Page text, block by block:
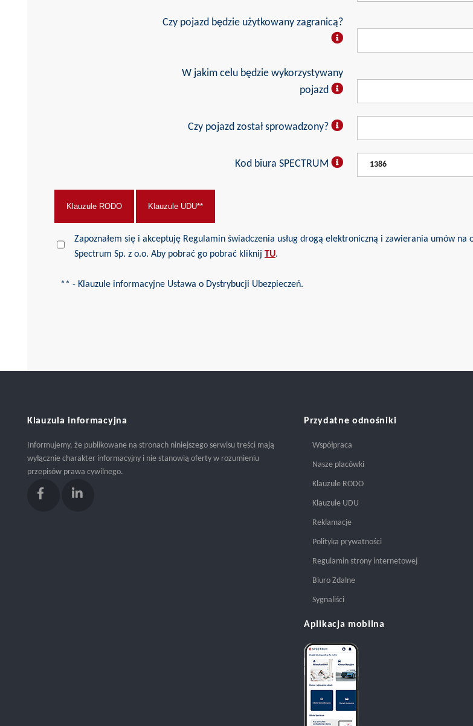
Czy pojazd będzie użytkowany zagranicą?
W jakim celu będzie wykorzystywany
pojazd
Czy pojazd został sprowadzony?
Kod biura SPECTRUM
Klauzule RODO Klauzule UDU**
Zapoznałem się i akceptuję Regulamin świadczenia usług drogą elektroniczną i zawierania umów na odległość przez Dom Ubezpieczeniowy
Spectrum Sp. z o.o. Aby pobrać go pobrać kliknij TU.
** - Klauzule informacyjne Ustawa o Dystrybucji Ubezpieczeń.
Klauzula informacyjna
Informujemy, że publikowane na stronach niniejszego serwisu treści mają
wyłącznie charakter informacyjny i nie stanowią oferty w rozumieniu
przepisów prawa cywilnego.
Przydatne odnośniki
Współpraca
Nasze placówki
Klauzule RODO
Klauzule UDU
Reklamacje
Polityka prywatności
Regulamin strony internetowej
Biuro Zdalne
Sygnaliści
Aplikacja mobilna